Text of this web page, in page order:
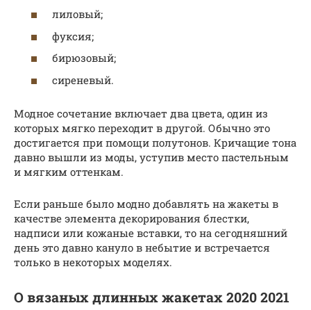
лиловый;
фуксия;
бирюзовый;
сиреневый.
Модное сочетание включает два цвета, один из
которых мягко переходит в другой. Обычно это
достигается при помощи полутонов. Кричащие тона
давно вышли из моды, уступив место пастельным
и мягким оттенкам.
Если раньше было модно добавлять на жакеты в
качестве элемента декорирования блестки,
надписи или кожаные вставки, то на сегодняшний
день это давно кануло в небытие и встречается
только в некоторых моделях.
О вязаных длинных жакетах 2020 2021